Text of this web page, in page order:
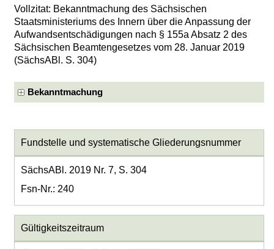
Vollzitat: Bekanntmachung des Sächsischen
Staatsministeriums des Innern über die Anpassung der
Aufwandsentschädigungen nach § 155a Absatz 2 des
Sächsischen Beamtengesetzes vom 28. Januar 2019
(SächsABl. S. 304)
Bekanntmachung
Fundstelle und systematische Gliederungsnummer
SächsABl. 2019 Nr. 7, S. 304
Fsn-Nr.: 240
Gültigkeitszeitraum